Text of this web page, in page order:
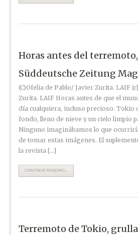
Horas antes del
Süddeutsche Zeitung
(C)Ofelia de Pablo/ Javier Zurita. LAIF
Zurita. LAIF Horas antes de que el
día cualquiera, incluso precioso. Tokio
fondo, lleno de nieve y un cielo limpio
Ninguno imaginábamos lo que
de tomar estas imágenes. El
la revista […]
CONTINUE READING...
Terremoto de Tokio,